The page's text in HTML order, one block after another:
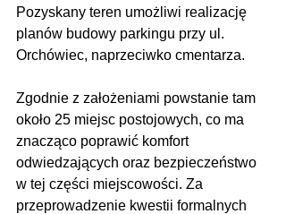
Pozyskany teren umożliwi realizację
planów budowy parkingu przy ul.
Orchówiec, naprzeciwko cmentarza.
Zgodnie z założeniami powstanie tam
około 25 miejsc postojowych, co ma
znacząco poprawić komfort
odwiedzających oraz bezpieczeństwo
w tej części miejscowości. Za
przeprowadzenie kwestii formalnych